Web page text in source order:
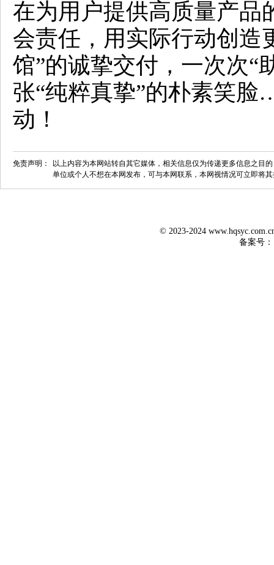
在为用户提供高质量产品
会责任，用实际行动创造
馆”的诚挚交付，一次次“
张“纯粹真挚”的朴素笑
动！
免责声明：
以上内容为本网站转自其它媒体，相关信息仅为传递更多信息之目
单位或个人不想在本网发布，可与本网联系，本网视情况可立即将
© 2023-2024
备案号：